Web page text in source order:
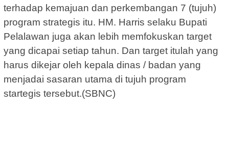
terhadap kemajuan dan perkembangan 7 (tujuh)
program strategis itu. HM. Harris selaku Bupati
Pelalawan juga akan lebih memfokuskan target
yang dicapai setiap tahun. Dan target itulah yang
harus dikejar oleh kepala dinas / badan yang
menjadai sasaran utama di tujuh program
startegis tersebut.(SBNC)